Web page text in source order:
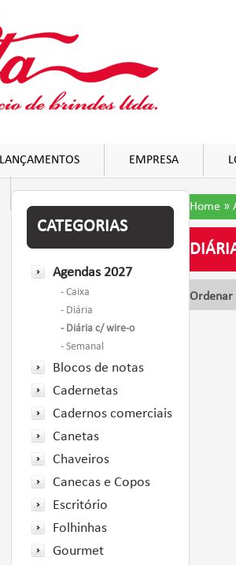
LANÇAMENTOS EMPRESA
CATEGORIAS
Agendas 2027
- Caixa
- Diária
- Diária c/ wire-o
- Semanal
Blocos de notas
Cadernetas
Cadernos comerciais
Canetas
Chaveiros
Canecas e Copos
Escritório
Folhinhas
Gourmet
Home »
Ordenar